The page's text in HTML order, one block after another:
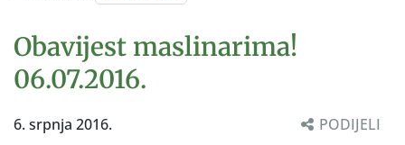
Obavijest maslinarima!
06.07.2016.
6. srpnja 2016. PODIJELI